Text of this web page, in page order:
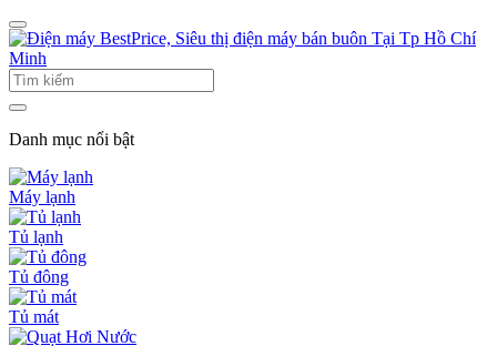
Danh mục nổi bật
Máy lạnh
Tủ lạnh
Tủ đông
Tủ mát